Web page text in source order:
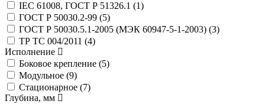
IEC 61008, ГОСТ Р 51326.1 (1)
ГОСТ Р 50030.2-99 (5)
ГОСТ Р 50030.5.1-2005 (МЭК 60947-5-1-2003) (3)
ТР ТС 004/2011 (4)
Исполнение
Боковое крепление (5)
Модульное (9)
Стационарное (7)
Глубина, мм